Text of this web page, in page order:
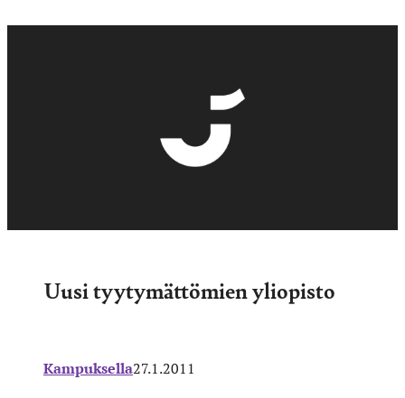
Uusi tyytymättömien yliopisto
Kampuksella27.1.2011